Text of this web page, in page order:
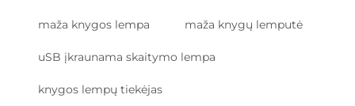
maža knygos lempa maža knygų lemputė
uSB įkraunama skaitymo lempa
knygos lempų tiekėjas